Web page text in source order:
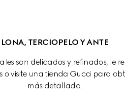
LONA, TERCIOPELO Y ANTE
son delicados y refinados, le
o visite una tienda Gucci para
más detallada.